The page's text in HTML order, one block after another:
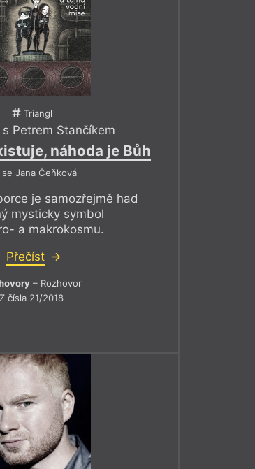
Triangl
s Petrem Stančíkem
náhoda je Bůh
se Jana Čeňková
je samozřejmě had
mysticky symbol
a makrokosmu.
Přečíst
– Rozhovor
Z čísla 21/2018